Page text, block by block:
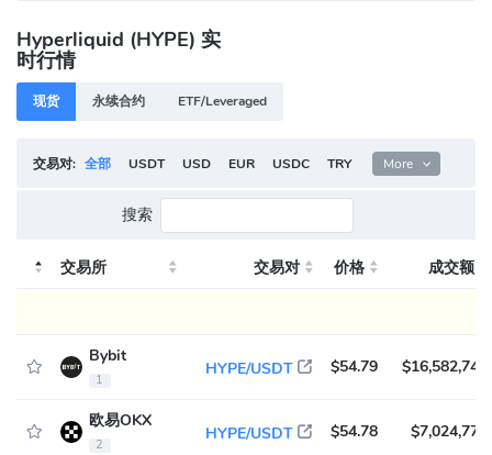
Hyperliquid (HYPE) 实
时行情
现货 永续合约 ETF/Leveraged
交易对: 全部 USDT USD EUR USDC TRY KRW BRL
More
搜索
交易所 交易对 价格 成交额
Bybit
1
HYPE/USDT $54.79 $16,582,749
欧易OKX
2
HYPE/USDT $54.78 $7,024,778